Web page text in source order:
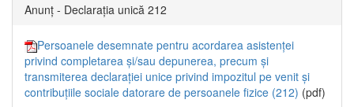
Anunț - Declarația unică 212
Persoanele desemnate pentru acordarea asistenței
privind completarea și/sau depunerea, precum și
transmiterea declarației unice privind impozitul pe venit și
contribuțiile sociale datorare de persoanele fizice (212) (pdf)